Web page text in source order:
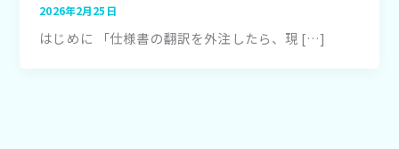
2026年2月25日
はじめに 「仕様書の翻訳を外注したら、現 […]